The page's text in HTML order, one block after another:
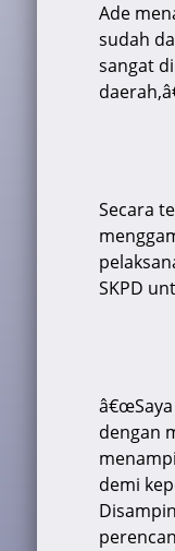
Ade
sudah
sangat
Secara
SKPD
dengan
demi